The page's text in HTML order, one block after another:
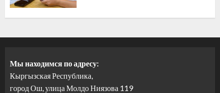
Мы находимся по адресу:
Кыргызская Республика,
город Ош, улица Молдо Ниязова 119